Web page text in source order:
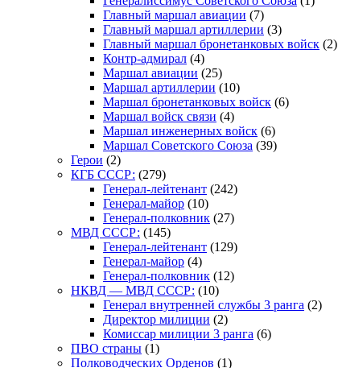
Главный маршал авиации (7)
Главный маршал артиллерии (3)
Главный маршал бронетанковых войск (2)
Контр-адмирал (4)
Маршал авиации (25)
Маршал артиллерии (10)
Маршал бронетанковых войск (6)
Маршал войск связи (4)
Маршал инженерных войск (6)
Маршал Советского Союза (39)
Герои (2)
КГБ СССР: (279)
Генерал-лейтенант (242)
Генерал-майор (10)
Генерал-полковник (27)
МВД СССР: (145)
Генерал-лейтенант (129)
Генерал-майор (4)
Генерал-полковник (12)
НКВД — МВД СССР: (10)
Генерал внутренней службы 3 ранга (2)
Директор милиции (2)
Комиссар милиции 3 ранга (6)
ПВО страны (1)
Полководческих Орденов (1)